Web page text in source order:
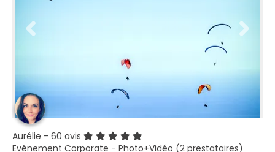
Aurélie - 60 avis
Evénement Corporate - Photo+Vidéo (2 prestataires)